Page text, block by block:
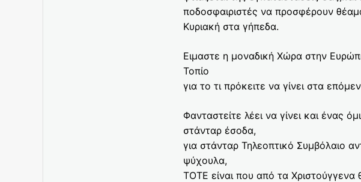
ποδοσφαιριστές να προσφέρουν
Κυριακή στα γήπεδα.
Ειμαστε η μοναδική Χώρα στην
Τοπίο
για το τι πρόκειτε να γίνει στα
Φανταστείτε λέει να γίνει και ένας
στάνταρ έσοδα,
για στάνταρ Τηλεοπτικό Συμβόλαιο
ψύχουλα,
ΤΟΤΕ είναι που από τα